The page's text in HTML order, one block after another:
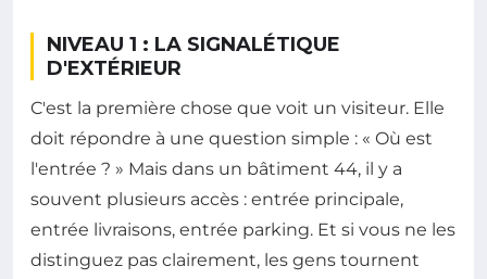
NIVEAU 1 : LA SIGNALÉTIQUE
D'EXTÉRIEUR
C'est la première chose que voit un visiteur. Elle
doit répondre à une question simple : « Où est
l'entrée ? » Mais dans un bâtiment 44, il y a
souvent plusieurs accès : entrée principale,
entrée livraisons, entrée parking. Et si vous ne les
distinguez pas clairement, les gens tournent